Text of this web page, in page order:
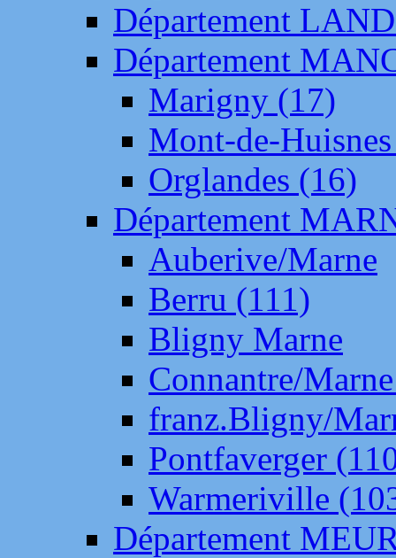
Département
Département
Marigny (17)
Mont-de-
Orglandes (16)
Département
Auberive/Marne
Berru (111)
Bligny Marne
Connantre/
franz.Bligny/
Pontfaverger
Warmeriville
Département